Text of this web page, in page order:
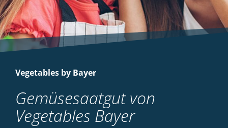
Vegetables by Bayer
Gemüsesaatgut von
Vegetables Bayer